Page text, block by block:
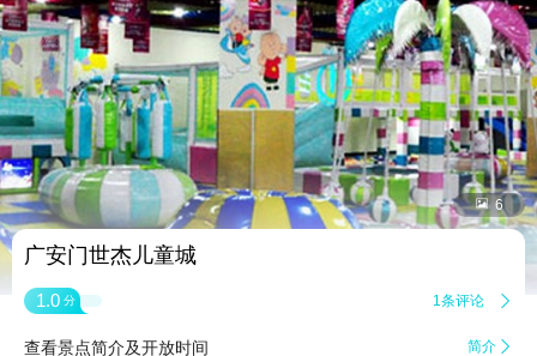
 6
广安门世杰儿童城
1.0 分 1条评论 
查看景点简介及开放时间 简介 
